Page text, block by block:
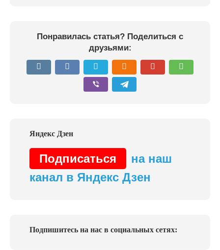
Понравилась статья? Поделиться с
друзьями:
Подписаться
на наш
канал в Яндекс Дзен
Подпишитесь на нас в социальных сетях: